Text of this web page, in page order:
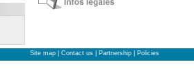
Site map Contact us Partnership Policies